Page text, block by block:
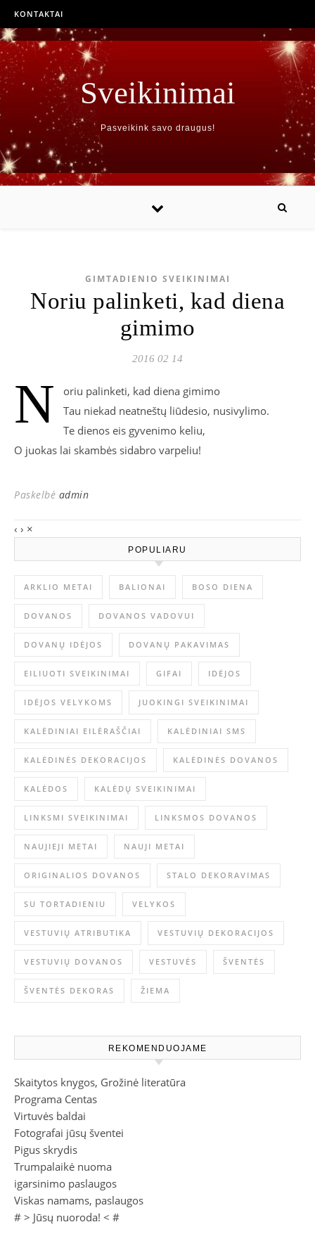
KONTAKTAI
Sveikinimai
Pasveikink savo draugus!
GIMTADIENIO SVEIKINIMAI
Noriu palinketi, kad diena
gimimo
2016 02 14
N
oriu palinketi, kad diena gimimo
Tau niekad neatneštų liūdesio, nusivylimo.
Te dienos eis gyvenimo keliu,
O juokas lai skambės sidabro varpeliu!
Paskelbė admin
‹ › ×
POPULIARU
ARKLIO METAI BALIONAI BOSO DIENA
DOVANOS DOVANOS VADOVUI
DOVANŲ IDĖJOS DOVANŲ PAKAVIMAS
EILIUOTI SVEIKINIMAI GIFAI IDĖJOS
IDĖJOS VELYKOMS JUOKINGI SVEIKINIMAI
KALĖDINIAI EILĖRAŠČIAI KALĖDINIAI SMS
KALĖDINĖS DEKORACIJOS KALĖDINĖS DOVANOS
KALĖDOS KALĖDŲ SVEIKINIMAI
LINKSMI SVEIKINIMAI LINKSMOS DOVANOS
NAUJIEJI METAI NAUJI METAI
ORIGINALIOS DOVANOS STALO DEKORAVIMAS
SU TORTADIENIU VELYKOS
VESTUVIŲ ATRIBUTIKA VESTUVIŲ DEKORACIJOS
VESTUVIŲ DOVANOS VESTUVĖS ŠVENTĖS
ŠVENTĖS DEKORAS ŽIEMA
REKOMENDUOJAME
Skaitytos knygos, Grožinė literatūra
Programa Centas
Virtuvės baldai
Fotografai jūsų šventei
Pigus skrydis
Trumpalaikė nuoma
igarsinimo paslaugos
Viskas namams, paslaugos
# > Jūsų nuoroda! < #